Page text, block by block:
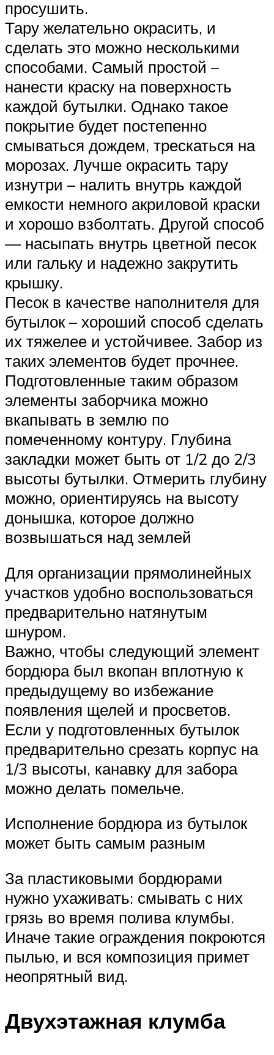
просушить.
Тару желательно окрасить, и
сделать это можно несколькими
способами. Самый простой –
нанести краску на поверхность
каждой бутылки. Однако такое
покрытие будет постепенно
смываться дождем, трескаться на
морозах. Лучше окрасить тару
изнутри – налить внутрь каждой
емкости немного акриловой краски
и хорошо взболтать. Другой способ
— насыпать внутрь цветной песок
или гальку и надежно закрутить
крышку.
Песок в качестве наполнителя для
бутылок – хороший способ сделать
их тяжелее и устойчивее. Забор из
таких элементов будет прочнее.
Подготовленные таким образом
элементы заборчика можно
вкапывать в землю по
помеченному контуру. Глубина
закладки может быть от 1/2 до 2/3
высоты бутылки. Отмерить глубину
можно, ориентируясь на высоту
донышка, которое должно
возвышаться над землей
Для организации прямолинейных
участков удобно воспользоваться
предварительно натянутым
шнуром.
Важно, чтобы следующий элемент
бордюра был вкопан вплотную к
предыдущему во избежание
появления щелей и просветов.
Если у подготовленных бутылок
предварительно срезать корпус на
1/3 высоты, канавку для забора
можно делать помельче.
Исполнение бордюра из бутылок
может быть самым разным
За пластиковыми бордюрами
нужно ухаживать: смывать с них
грязь во время полива клумбы.
Иначе такие ограждения покроются
пылью, и вся композиция примет
неопрятный вид.
Двухэтажная клумба